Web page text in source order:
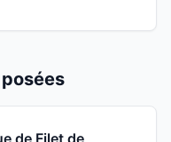
de Filet de